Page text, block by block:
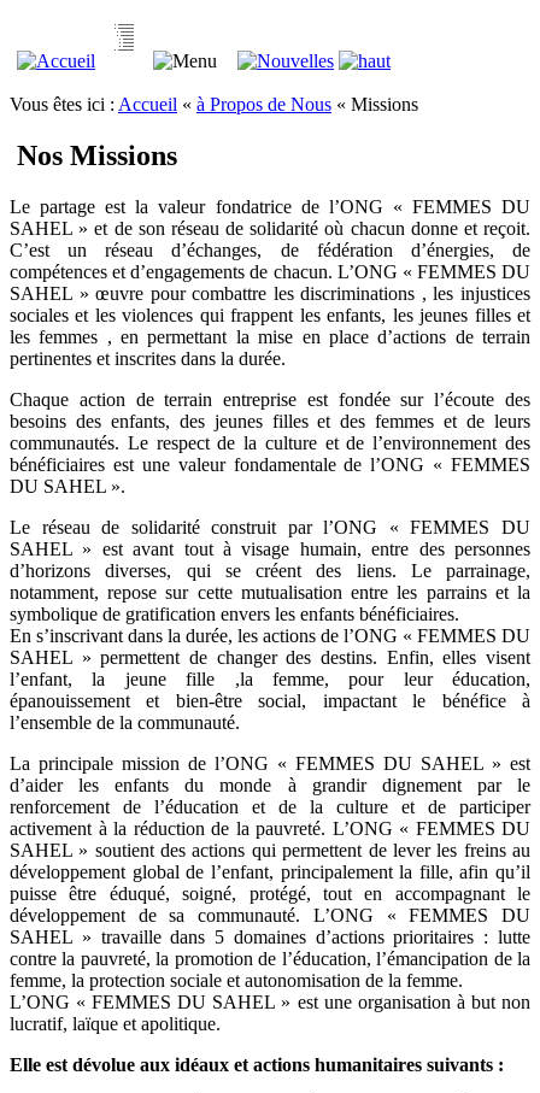
Vous êtes ici : Accueil « à Propos de Nous « Missions
Nos Missions
Le partage est la valeur fondatrice de l’ONG « FEMMES DU
SAHEL » et de son réseau de solidarité où chacun donne et reçoit.
C’est un réseau d’échanges, de fédération d’énergies, de
compétences et d’engagements de chacun. L’ONG « FEMMES DU
SAHEL » œuvre pour combattre les discriminations , les injustices
sociales et les violences qui frappent les enfants, les jeunes filles et
les femmes , en permettant la mise en place d’actions de terrain
pertinentes et inscrites dans la durée.
Chaque action de terrain entreprise est fondée sur l’écoute des
besoins des enfants, des jeunes filles et des femmes et de leurs
communautés. Le respect de la culture et de l’environnement des
bénéficiaires est une valeur fondamentale de l’ONG « FEMMES
DU SAHEL ».
Le réseau de solidarité construit par l’ONG « FEMMES DU
SAHEL » est avant tout à visage humain, entre des personnes
d’horizons diverses, qui se créent des liens. Le parrainage,
notamment, repose sur cette mutualisation entre les parrains et la
symbolique de gratification envers les enfants bénéficiaires.
En s’inscrivant dans la durée, les actions de l’ONG « FEMMES DU
SAHEL » permettent de changer des destins. Enfin, elles visent
l’enfant, la jeune fille ,la femme, pour leur éducation,
épanouissement et bien-être social, impactant le bénéfice à
l’ensemble de la communauté.
La principale mission de l’ONG « FEMMES DU SAHEL » est
d’aider les enfants du monde à grandir dignement par le
renforcement de l’éducation et de la culture et de participer
activement à la réduction de la pauvreté. L’ONG « FEMMES DU
SAHEL » soutient des actions qui permettent de lever les freins au
développement global de l’enfant, principalement la fille, afin qu’il
puisse être éduqué, soigné, protégé, tout en accompagnant le
développement de sa communauté. L’ONG « FEMMES DU
SAHEL » travaille dans 5 domaines d’actions prioritaires : lutte
contre la pauvreté, la promotion de l’éducation, l’émancipation de la
femme, la protection sociale et autonomisation de la femme.
L’ONG « FEMMES DU SAHEL » est une organisation à but non
lucratif, laïque et apolitique.
Elle est dévolue aux idéaux et actions humanitaires suivants :